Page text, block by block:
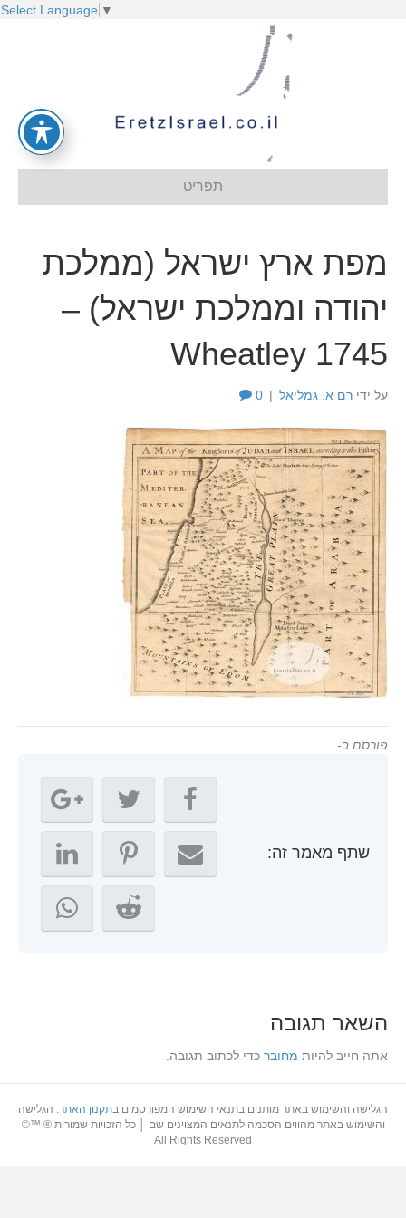
Select Language ▼
תפריט
מפת ארץ ישראל (ממלכת
יהודה וממלכת ישראל) –
Wheatley 1745
על ידי רם א. גמליאל |
0
פורסם ב-
שתף מאמר זה:
השאר תגובה
אתה חייב להיות מחובר כדי לכתוב תגובה.
הגלישה והשימוש באתר מותנים בתנאי השימוש המפורסמים בתקנון האתר. הגלישה
והשימוש באתר מהווים הסכמה לתנאים המצוינים שם │ כל הזכויות שמורות ® ™©
All Rights Reserved